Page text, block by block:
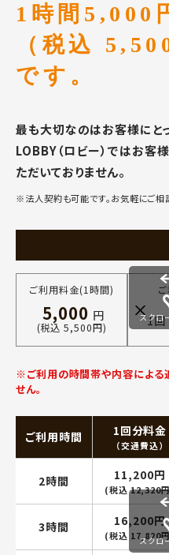
1時間5,000
（税込
です。
最も大切なのはお客様にと
LOBBY（ロビー）ではお客
ただいておりません。
※法人契約も可能です。お気軽にご相
ご利用料金(1時間)
5,000 円
(税込 5,500円) 1回
スクロ
※ご利用の時間帯や内容による
せん。
ご利用時間 1回分料金
（交通費込）
2時間 11,200円
(税込 12,320
3時間 16,200円
(税込 17,820
スクロ